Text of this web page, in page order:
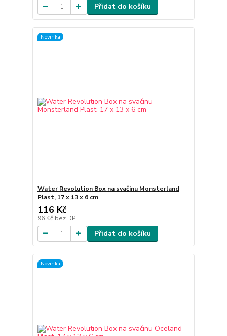
Přidat do košíku
Novinka
Water Revolution Box na svačinu Monsterland
Plast, 17 x 13 x 6 cm
116 Kč
96 Kč bez DPH
Přidat do košíku
Novinka